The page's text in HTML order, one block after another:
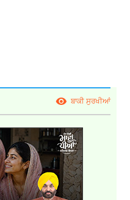
ਬਾਕੀ ਸੁਰਖੀਆਂ